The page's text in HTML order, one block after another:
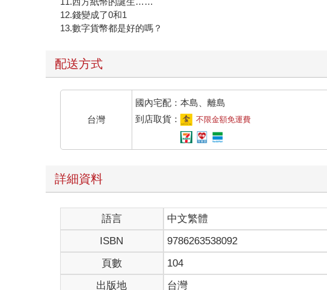
12.錢變成了0和1
13.數字貨幣都是好的嗎？
配送方式
台灣
國內宅配：本島、離島
到店取貨：
不限金額免運費
詳細資料
語言 中文繁體
ISBN
9786263538092
頁數
104
出版地
台灣